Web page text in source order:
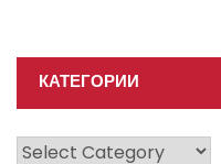
КАТЕГОРИИ
Категории